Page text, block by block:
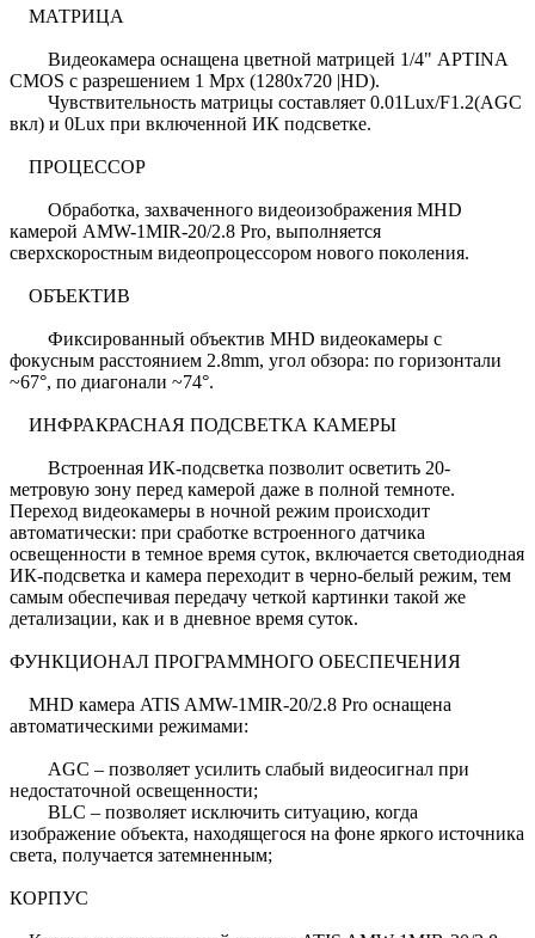
МАТРИЦА
Видеокамера оснащена цветной матрицей 1/4" APTINA
CMOS с разрешением 1 Mpx (1280х720 |HD).
Чувствительность матрицы составляет 0.01Lux/F1.2(AGC
вкл) и 0Lux при включенной ИК подсветке.
ПРОЦЕССОР
Обработка, захваченного видеоизображения MHD
камерой AMW-1MIR-20/2.8 Pro, выполняется
сверхскоростным видеопроцессором нового поколения.
ОБЪЕКТИВ
Фиксированный объектив MHD видеокамеры с
фокусным расстоянием 2.8mm, угол обзора: по горизонтали
~67°, по диагонали ~74°.
ИНФРАКРАСНАЯ ПОДСВЕТКА КАМЕРЫ
Встроенная ИК-подсветка позволит осветить 20-
метровую зону перед камерой даже в полной темноте.
Переход видеокамеры в ночной режим происходит
автоматически: при сработке встроенного датчика
освещенности в темное время суток, включается светодиодная
ИК-подсветка и камера переходит в черно-белый режим, тем
самым обеспечивая передачу четкой картинки такой же
детализации, как и в дневное время суток.
ФУНКЦИОНАЛ ПРОГРАММНОГО ОБЕСПЕЧЕНИЯ
MHD камера ATIS AMW-1MIR-20/2.8 Pro оснащена
автоматическими режимами:
AGC – позволяет усилить слабый видеосигнал при
недостаточной освещенности;
BLC – позволяет исключить ситуацию, когда
изображение объекта, находящегося на фоне яркого источника
света, получается затемненным;
КОРПУС